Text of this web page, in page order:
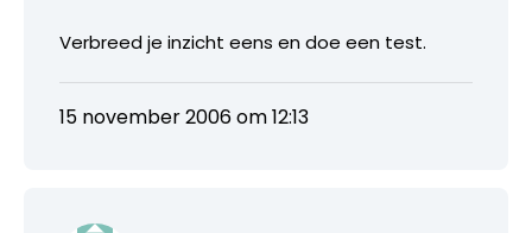
Verbreed je inzicht eens en doe een test.
15 november 2006 om 12:13